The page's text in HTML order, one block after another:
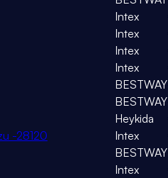
Intex
Intex
Intex
Intex
BESTWAY
BESTWAY
Heykida
-28120 Intex
BESTWAY
Intex